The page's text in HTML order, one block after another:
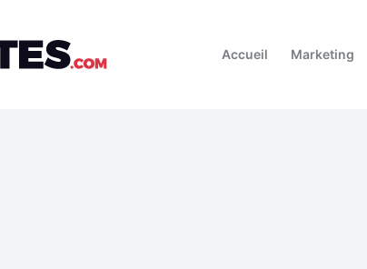
Accueil Marketing